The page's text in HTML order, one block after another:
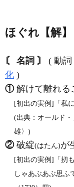
ほぐれ【解】
〘 名詞 〙 ( 動
化 )
①解けて離れる
[初出の実例]「私
(出典：オールド
雄〉)
②破綻(はたん)が
[初出の実例]「扨
しゃあぶあぶ思ふ